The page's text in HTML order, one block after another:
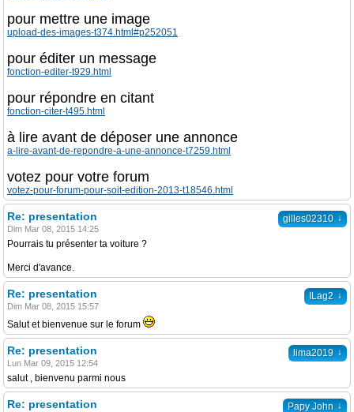
pour mettre une image
upload-des-images-t374.html#p252051
pour éditer un message
fonction-editer-t929.html
pour répondre en citant
fonction-citer-t495.html
à lire avant de déposer une annonce
a-lire-avant-de-repondre-a-une-annonce-t7259.html
votez pour votre forum
votez-pour-forum-pour-soit-edition-2013-t18546.html
gilles02310 ↓
Re: presentation
Dim Mar 08, 2015 14:25
Pourrais tu présenter ta voiture ?
Merci d'avance.
ILag2 ↓
Re: presentation
Dim Mar 08, 2015 15:57
Salut et bienvenue sur le forum
lima2019 ↓
Re: presentation
Lun Mar 09, 2015 12:54
salut , bienvenu parmi nous
Papy John ↓
Re: presentation